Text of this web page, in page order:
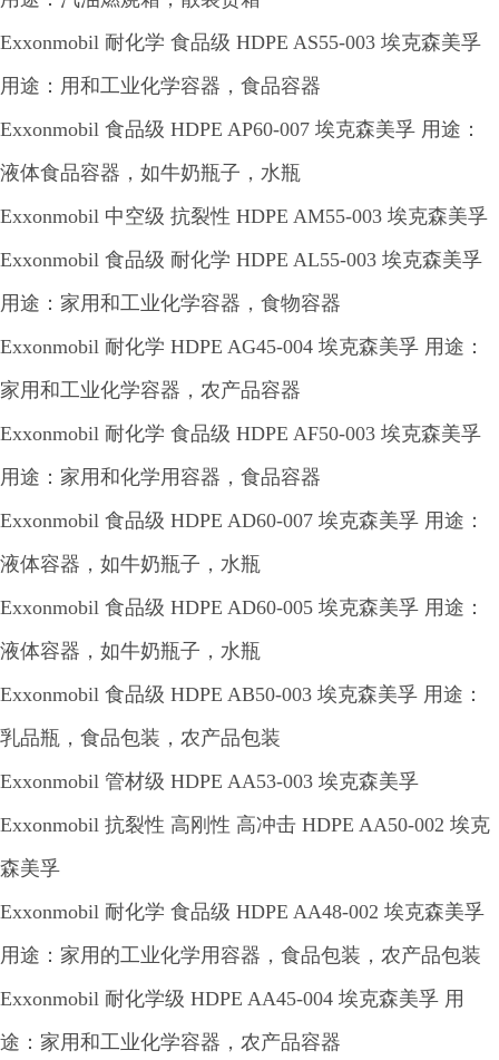
Exxonmobil 耐化学 食品级 HDPE AS55-003 埃克森美孚
用途：用和工业化学容器，食品容器
Exxonmobil 食品级 HDPE AP60-007 埃克森美孚 用途：
液体食品容器，如牛奶瓶子，水瓶
Exxonmobil 中空级 抗裂性 HDPE AM55-003 埃克森美孚
Exxonmobil 食品级 耐化学 HDPE AL55-003 埃克森美孚
用途：家用和工业化学容器，食物容器
Exxonmobil 耐化学 HDPE AG45-004 埃克森美孚 用途：
家用和工业化学容器，农产品容器
Exxonmobil 耐化学 食品级 HDPE AF50-003 埃克森美孚
用途：家用和化学用容器，食品容器
Exxonmobil 食品级 HDPE AD60-007 埃克森美孚 用途：
液体容器，如牛奶瓶子，水瓶
Exxonmobil 食品级 HDPE AD60-005 埃克森美孚 用途：
液体容器，如牛奶瓶子，水瓶
Exxonmobil 食品级 HDPE AB50-003 埃克森美孚 用途：
乳品瓶，食品包装，农产品包装
Exxonmobil 管材级 HDPE AA53-003 埃克森美孚
Exxonmobil 抗裂性 高刚性 高冲击 HDPE AA50-002 埃克
森美孚
Exxonmobil 耐化学 食品级 HDPE AA48-002 埃克森美孚
用途：家用的工业化学用容器，食品包装，农产品包装
Exxonmobil 耐化学级 HDPE AA45-004 埃克森美孚 用
途：家用和工业化学容器，农产品容器